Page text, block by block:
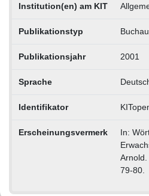
Institution(en) am KIT
Publikationstyp
Publikationsjahr 2001
Sprache
Identifikator
Erscheinungsvermerk
In:
Arnold.
79-80.